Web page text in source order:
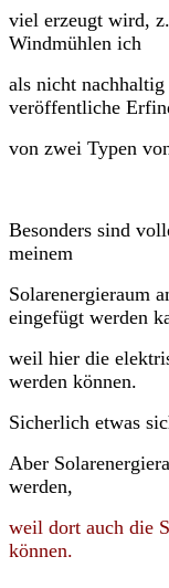
viel erzeugt wird,
Windmühlen ich
als nicht
veröffentliche
von zwei Typen
Besonders sind
meinem
Solarenergieraum
eingefügt werden
weil hier die
werden können.
Sicherlich etwas
Aber
werden,
weil dort auch die
können.